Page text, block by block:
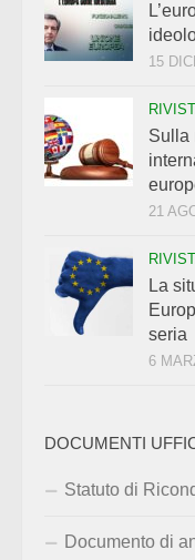
15
Sulla
21
La
seria
6
DOCUMENTI
Statuto di
Documento di